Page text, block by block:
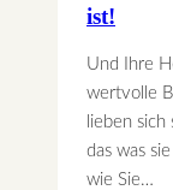
ist!
Und Ihre
wertvolle
lieben
das was
wie Sie…